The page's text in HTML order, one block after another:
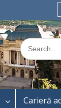
Carieră